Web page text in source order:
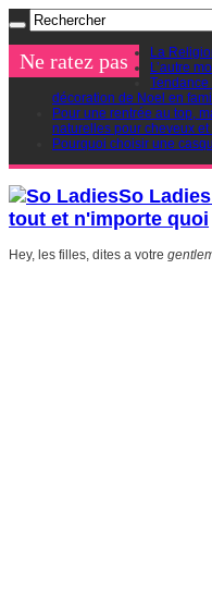
Ne ratez pas
La
L’autre
Tendance
décoration de Noel en
Pour une rentrée au top,
naturelles pour cheveux et
Pourquoi choisir une
So
tout et n'importe quoi
Hey, les filles, dites a votre